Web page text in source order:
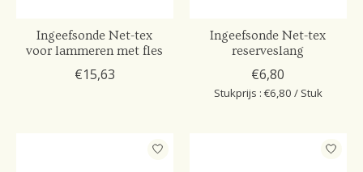
Ingeefsonde Net-tex
voor lammeren met fles
€15,63
Ingeefsonde Net-tex
reserveslang
€6,80
Stukprijs : €6,80 / Stuk